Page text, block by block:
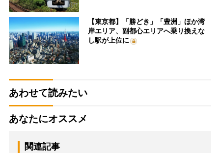
【東京都】「勝どき」「豊洲」ほか湾
岸エリア、副都心エリアへ乗り換えな
し駅が上位に
あわせて読みたい
あなたにオススメ
関連記事